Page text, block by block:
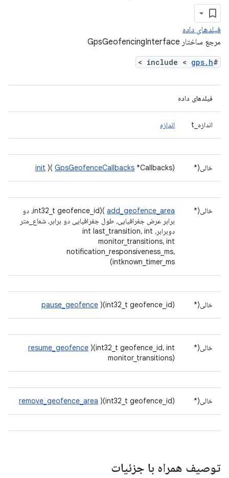
فیلدهای داده
مرجع ساختار GpsGeofencingInterface
#include <
gps.h
>
فیلدهای داده
اندازه_t اندازه
خالی(* init )( GpsGeofenceCallbacks *Callbacks)
خالی(* add_geofence_area
)(int32_t geofence_id، دو
برابر عرض جغرافیایی، طول جغرافیایی دو برابر، شعاع_متر
دوبرابر، int last_transition، int
monitor_transitions، int
notification_responsiveness_ms،
intknown_timer_ms)
خالی(* pause_geofence )(int32_t geofence_id)
خالی(* resume_geofence )(int32_t geofence_id، int
monitor_transitions)
خالی(* remove_geofence_area )(int32_t geofence_id)
توصیف همراه با جزئیات